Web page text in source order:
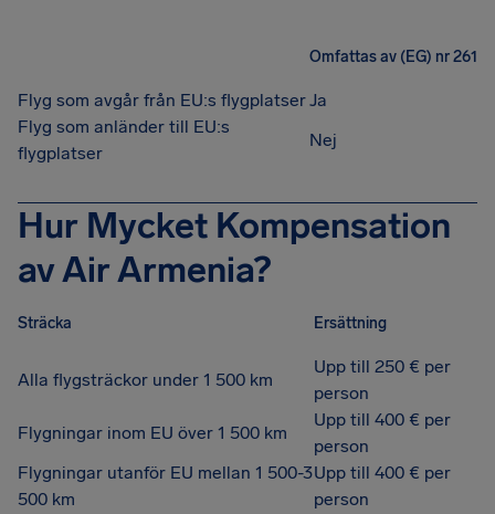
Omfattas av (EG) nr 261
Flyg som avgår från EU:s flygplatserJa
Flyg som anländer till EU:s
flygplatser
Nej
Hur Mycket Kompensation
av Air Armenia?
Sträcka Ersättning
Alla flygsträckor under 1 500 km
Upp till 250 € per
person
Flygningar inom EU över 1 500 km
Upp till 400 € per
person
Flygningar utanför EU mellan 1 500-3
500 km
Upp till 400 € per
person